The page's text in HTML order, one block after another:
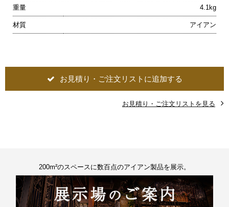
重量 4.1kg
材質 アイアン
お見積り・ご注文リストに追加する
お見積り・ご注文リストを見る
200m²のスペースに数百点のアイアン製品を展示。